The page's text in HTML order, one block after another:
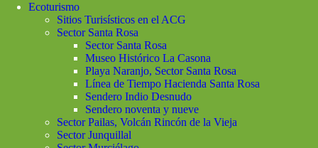
Ecoturismo
Sitios Turisísticos en el ACG
Sector Santa Rosa
Sector Santa Rosa
Museo Histórico La Casona
Playa Naranjo, Sector Santa Rosa
Línea de Tiempo Hacienda Santa Rosa
Sendero Indio Desnudo
Sendero noventa y nueve
Sector Pailas, Volcán Rincón de la Vieja
Sector Junquillal